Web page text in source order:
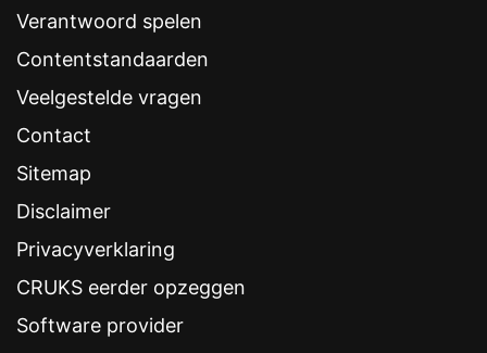
Verantwoord spelen
Contentstandaarden
Veelgestelde vragen
Contact
Sitemap
Disclaimer
Privacyverklaring
CRUKS eerder opzeggen
Software provider